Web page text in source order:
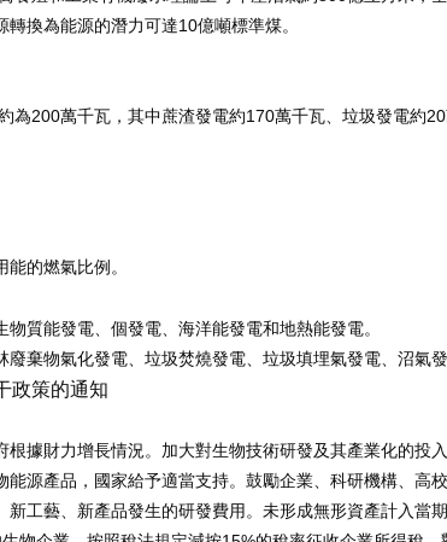
轉換為能源的潛力可達10億噸標準煤。
為200萬千瓦，其中蔗渣發電約170萬千瓦、垃圾發電約20
的燃氣比例。
質能發電、個發電、海洋能發電和地熱能發電。
棄物氣化發電、垃圾焚燒發電、垃圾填埋氣發電、沼氣發
政策的通知
根據財力增長情況。加大對生物技術研發及其產業化的
源產品，國家給予適當支持。鼓勵企業、科研機構、高
新工藝、新產品發生的研發費用。未形成無形資產計入